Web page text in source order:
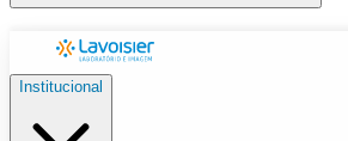
Institucional